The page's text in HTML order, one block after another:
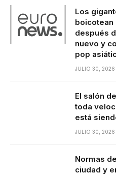
Los
boicotean
después
nuevo y
pop
JULIO 30, 2026
El salón
toda
está
JULIO 30, 2026
Normas
ciudad y